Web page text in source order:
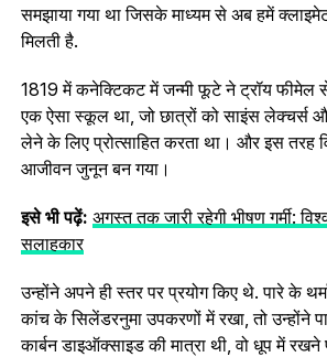
समझाया गया था जिसके माध्यम से अब हमें
मिलती है.
1819 में कनेक्टिकट में जन्मी फूटे ने ट्रॉय फीमेल
एक ऐसा स्कूल था, जो छात्रों को साइंस लेक्चर्स
लेने के लिए प्रोत्साहित करता था। और इस तरह
आजीवन जुनून बन गया।
इसे भी पढ़ें: अगस्त तक जारी रहेगी भीषण गर्मी:
सलाहकार
उन्होंने अपने ही स्तर पर प्रयोग किए थे. पारे के
कांच के सिलेंडरनुमा उपकरणों में रखा, तो उन्होंने
कार्बन डाइऑक्साइड की मात्रा थी, वो धूप में रखने